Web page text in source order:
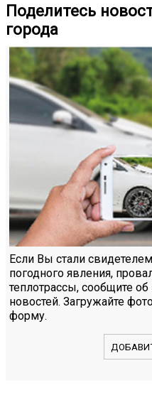
Поделитесь
города
Если Вы стали
погодного явления,
теплотрассы, сообщите
новостей. Загружайте
форму.